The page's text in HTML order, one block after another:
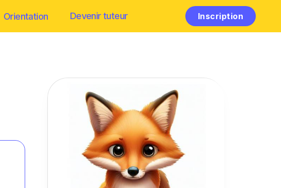
Orientation Devenir tuteur Inscription